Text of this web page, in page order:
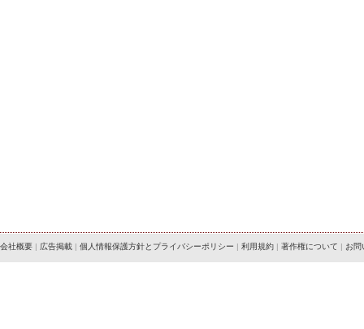
会社概要 | 広告掲載 | 個人情報保護方針とプライバシーポリシー | 利用規約 | 著作権について | お問